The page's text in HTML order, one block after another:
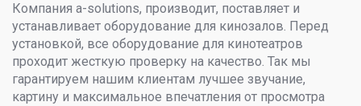
Компания a-solutions, производит, поставляет и
устанавливает оборудование для кинозалов. Перед
установкой, все оборудование для кинотеатров
проходит жесткую проверку на качество. Так мы
гарантируем нашим клиентам лучшее звучание,
картину и максимальное впечатления от просмотра